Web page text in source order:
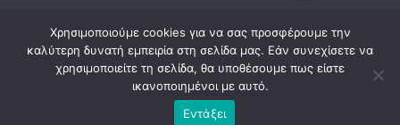
Copyright @ 2011-2026 - larissa-beach.gr
Χρησιμοποιούμε cookies για να σας προσφέρουμε την
καλύτερη δυνατή εμπειρία στη σελίδα μας. Εάν συνεχίσετε να
χρησιμοποιείτε τη σελίδα, θα υποθέσουμε πως είστε
ικανοποιημένοι με αυτό.
Εντάξει